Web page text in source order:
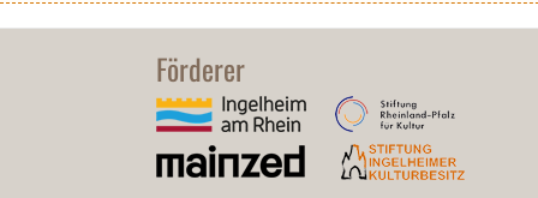
Förderer